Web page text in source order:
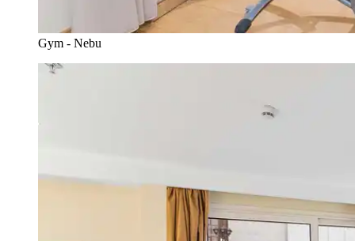
Gym - Nebu